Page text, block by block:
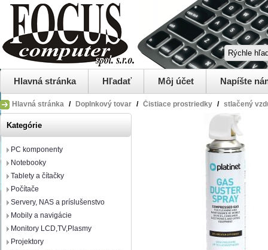
Hlavná stránka Hľadať Môj účet Napíšte
Hlavná stránka / Doplnkový tovar / Čistiace prostriedky / stlačený
Kategórie
PC komponenty
Notebooky
Tablety a čítačky
Počítače
Servery, NAS a príslušenstvo
Mobily a navigácie
Monitory LCD,TV,Plasmy
Projektory